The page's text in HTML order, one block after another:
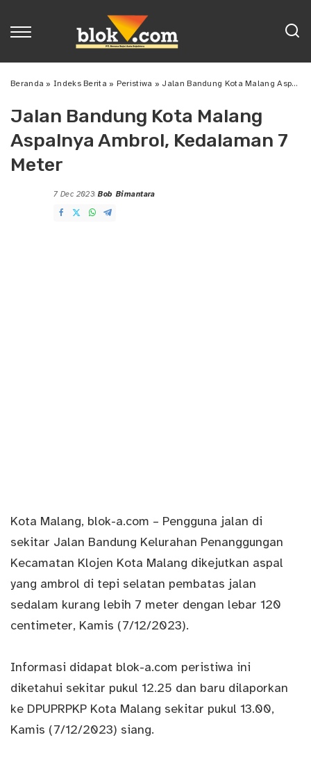
Beranda »Indeks Berita » Peristiwa » Jalan Bandung Kota Malang Aspalnya Ambrol, Kedalaman 7 Meter
Jalan Bandung Kota Malang
Aspalnya Ambrol, Kedalaman 7
Meter
7 Dec 2023
Posted
by
Bob Bimantara
Kota Malang, blok-a.com – Pengguna jalan di
sekitar Jalan Bandung Kelurahan Penanggungan
Kecamatan Klojen Kota Malang dikejutkan aspal
yang ambrol di tepi selatan pembatas jalan
sedalam kurang lebih 7 meter dengan lebar 120
centimeter, Kamis (7/12/2023).
Informasi didapat blok-a.com peristiwa ini
diketahui sekitar pukul 12.25 dan baru dilaporkan
ke DPUPRPKP Kota Malang sekitar pukul 13.00,
Kamis (7/12/2023) siang.